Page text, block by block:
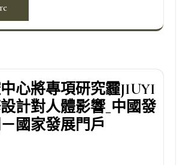
心將專項研究霾JIUYI
計對人體影響_中國發
國家發展門戶